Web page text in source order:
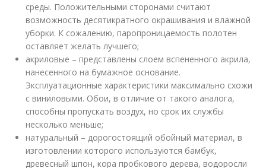
среды. Положительными сторонами считают
возможность десятикратного окрашивания и влажной
уборки. К сожалению, паропроницаемость полотен
оставляет желать лучшего;
акриловые – представлены слоем вспененного акрила,
нанесенного на бумажное основание.
Эксплуатационные характеристики максимально схожи
с виниловыми. Обои, в отличие от такого аналога,
способны пропускать воздух, но срок их службы
несколько меньше;
натуральный – дорогостоящий обойный материал, в
изготовлении которого используются бамбук,
древесный шпон, кора пробкового дерева, водоросли